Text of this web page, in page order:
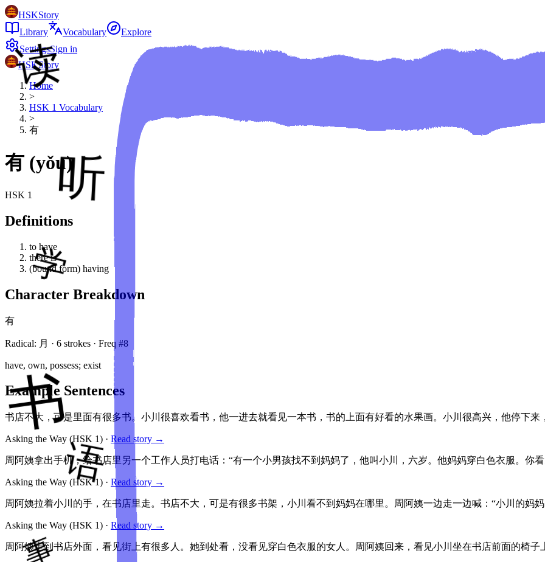
HSKStory
Library
Vocabulary
Explore
SettingsSign in
HSKStory
Home
>
HSK 1 Vocabulary
>
有
有 (yǒu)
HSK 1
Definitions
to have
there is
(bound form) having
Character Breakdown
有
Radical: 月 · 6 strokes · Freq #8
have, own, possess; exist
Example Sentences
书店不大，可是里面有很多书。小川很喜欢看书，他一进去就看见一本书，书的上面有好看的水果画。小川很高兴，他停下来
Asking the Way (HSK 1) · Read story →
周阿姨拿出手机，给书店里另一个工作人员打电话：“有一个小男孩找不到妈妈了，他叫小川，六岁。他妈妈穿白色衣服。你
Asking the Way (HSK1) · Read story →
周阿姨拉着小川的手，在书店里走。书店不大，可是有很多书架，小川看不到妈妈在哪里。周阿姨一边走一边喊：“小川的妈
Asking the Way (HSK 1) · Read story →
周阿姨走到书店外面，看见街上有很多人。她到处看，没看见穿白色衣服的女人。周阿姨回来，看见小川坐在书店前面的椅子